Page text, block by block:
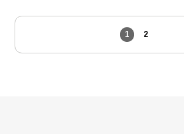
1 2